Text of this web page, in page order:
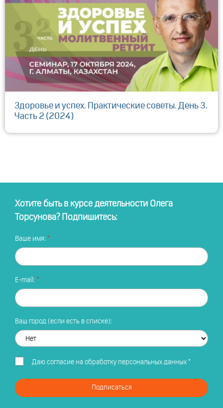
Здоровье и успех. Практические советы. День 3.
Часть 2 (2024)
Хотите быть в курсе деятельности Олега
Торсунова? Подпишитесь:
Ваше имя:
E-mail:
Ваш город (если есть в списке):
Даю согласие на обработку персональных данных*
Подписаться